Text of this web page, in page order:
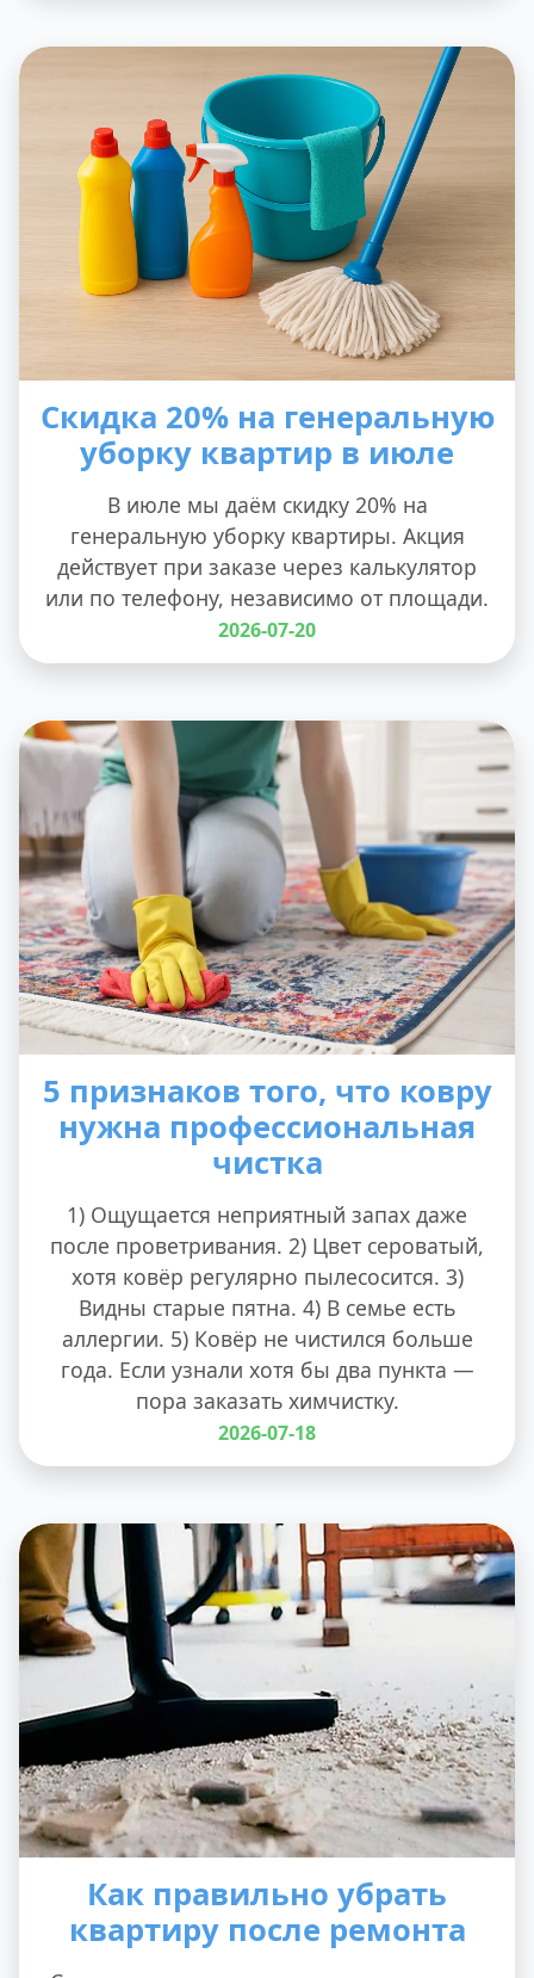
Скидка 20% на генеральную
уборку квартир в июле
В июле мы даём скидку 20% на
генеральную уборку квартиры. Акция
действует при заказе через калькулятор
или по телефону, независимо от площади.
2026-07-20
5 признаков того, что ковру
нужна профессиональная
чистка
1) Ощущается неприятный запах даже
после проветривания. 2) Цвет сероватый,
хотя ковёр регулярно пылесосится. 3)
Видны старые пятна. 4) В семье есть
аллергии. 5) Ковёр не чистился больше
года. Если узнали хотя бы два пункта —
пора заказать химчистку.
2026-07-18
Как правильно убрать
квартиру после ремонта